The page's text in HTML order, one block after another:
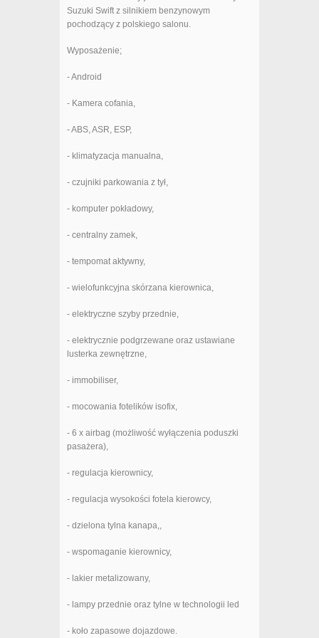
Suzuki Swift z silnikiem benzynowym
pochodzący z polskiego salonu.
Wyposażenie;
- Android
- Kamera cofania,
- ABS, ASR, ESP,
- klimatyzacja manualna,
- czujniki parkowania z tył,
- komputer pokładowy,
- centralny zamek,
- tempomat aktywny,
- wielofunkcyjna skórzana kierownica,
- elektryczne szyby przednie,
- elektrycznie podgrzewane oraz ustawiane
lusterka zewnętrzne,
- immobiliser,
- mocowania fotelików isofix,
- 6 x airbag (możliwość wyłączenia poduszki
pasażera),
- regulacja kierownicy,
- regulacja wysokości fotela kierowcy,
- dzielona tylna kanapa,,
- wspomaganie kierownicy,
- lakier metalizowany,
- lampy przednie oraz tylne w technologii led
- koło zapasowe dojazdowe.